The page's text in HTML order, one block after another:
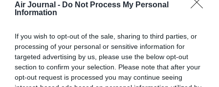
Air Journal - Do Not Process My Personal
Information
If you wish to opt-out of the sale, sharing to third parties, or
processing of your personal or sensitive information for
targeted advertising by us, please use the below opt-out
section to confirm your selection. Please note that after your
opt-out request is processed you may continue seeing
RÉPONDRE
LAISSER UN COMMENTAIRE